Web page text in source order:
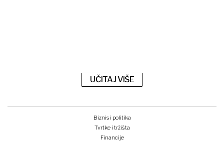
UČITAJ VIŠE
Biznis i politika
Tvrtke i tržišta
Financije